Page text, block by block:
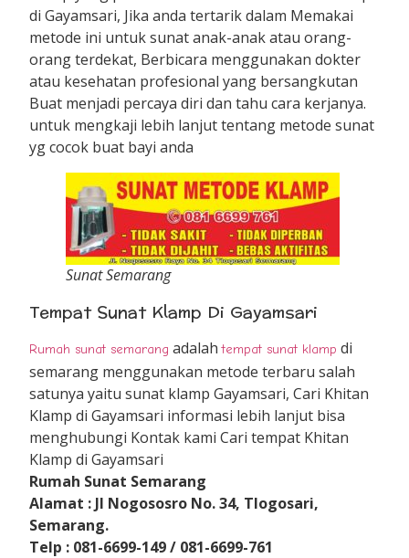
di Gayamsari, Jika anda tertarik dalam Memakai
metode ini untuk sunat anak-anak atau orang-
orang terdekat, Berbicara menggunakan dokter
atau kesehatan profesional yang bersangkutan
Buat menjadi percaya diri dan tahu cara kerjanya.
untuk mengkaji lebih lanjut tentang metode sunat
yg cocok buat bayi anda
Sunat Semarang
Tempat Sunat Klamp Di Gayamsari
Rumah sunat semarang adalahtempat sunat klamp di
semarang menggunakan metode terbaru salah
satunya yaitu sunat klamp Gayamsari, Cari Khitan
Klamp di Gayamsari informasi lebih lanjut bisa
menghubungi Kontak kami Cari tempat Khitan
Klamp di Gayamsari
Rumah Sunat Semarang
Alamat : Jl Nogososro No. 34, Tlogosari,
Semarang.
Telp : 081-6699-149 / 081-6699-761